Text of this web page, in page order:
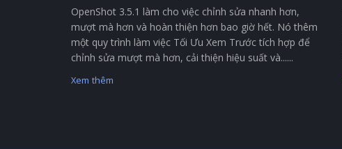
OpenShot 3.5.1 làm cho việc chỉnh sửa nhanh hơn,
mượt mà hơn và hoàn thiện hơn bao giờ hết. Nó thêm
một quy trình làm việc Tối Ưu Xem Trước tích hợp để
chỉnh sửa mượt mà hơn, cải thiện hiệu suất và......
Xem thêm